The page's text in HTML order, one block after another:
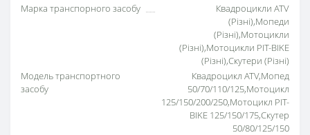
Марка транспорного засобу
Квадроцикли ATV
(Різні),Мопеди
(Різні),Мотоцикли
(Різні),Мотоцикли PIT-BIKE
(Різні),Скутери (Різні)
Модель транспортного
засобу
Квадроцикл ATV,Мопед
50/70/110/125,Мотоцикл
125/150/200/250,Мотоцикл PIT-
BIKE 125/150/175,Скутер
50/80/125/150